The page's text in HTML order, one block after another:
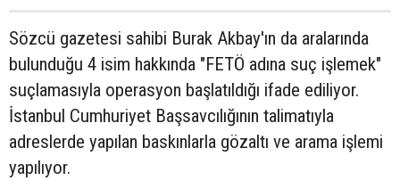
Sözcü gazetesi sahibi Burak Akbay'ın da aralarında
bulunduğu 4 isim hakkında "FETÖ adına suç işlemek"
suçlamasıyla operasyon başlatıldığı ifade ediliyor.
İstanbul Cumhuriyet Başsavcılığının talimatıyla
adreslerde yapılan baskınlarla gözaltı ve arama işlemi
yapılıyor.